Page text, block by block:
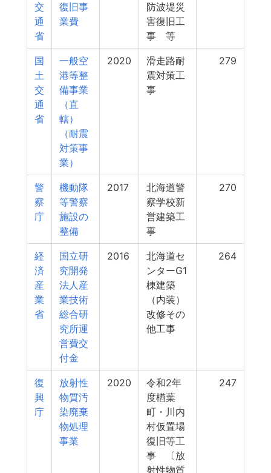
交
通
省
復旧事
業費
防波堤災
害復旧工
事 等
国
土
交
通
省
一般空
港等整
備事業
（直
轄）
（耐震
対策事
業）
2020
滑走路耐
震対策工
事
279
警
察
庁
機動隊
等警察
施設の
整備
2017
北海道警
察学校新
営建築工
事
270
経
済
産
業
省
国立研
究開発
法人産
業技術
総合研
究所運
営費交
付金
2016
北海道セ
ンターG1
棟建築
（内装）
改修その
他工事
264
復
興
庁
放射性
物質汚
染廃棄
物処理
事業
2020
令和2年
度楢葉
町・川内
村仮置場
復旧等工
事 〔放
射性物質
247